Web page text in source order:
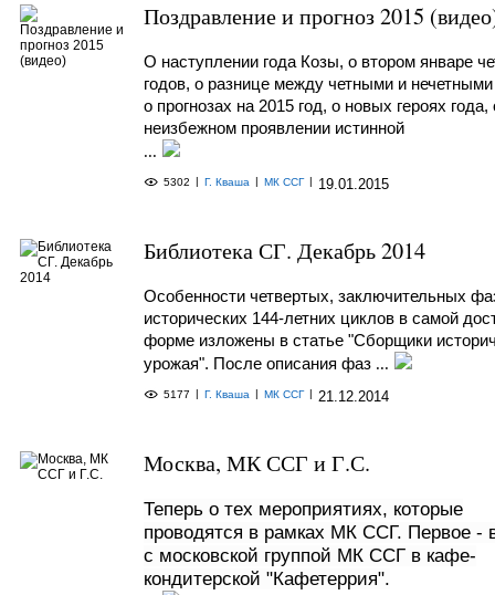
Поздравление и прогноз 2015
О наступлении года Козы, о втором январе
годов, о разнице между четными и
о прогнозах на 2015 год, о новых героях года,
неизбежном проявлении истинной
...
5302 | Г. Кваша | МК ССГ | 19.01.2015
Библиотека СГ. Декабрь 2014
Особенности четвертых, заключительных
исторических 144-летних циклов в самой
форме изложены в статье "Сборщики
урожая". После описания фаз ...
5177 | Г. Кваша | МК ССГ | 21.12.2014
Москва, МК ССГ и Г.С.
Теперь о тех мероприятиях, которые
проводятся в рамках МК ССГ. Первое -
с московской группой МК ССГ в кафе-
кондитерской "Кафетеррия".